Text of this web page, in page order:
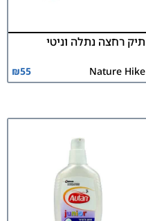
תיק רחצה נתלה וניטי
Nature Hike
₪55